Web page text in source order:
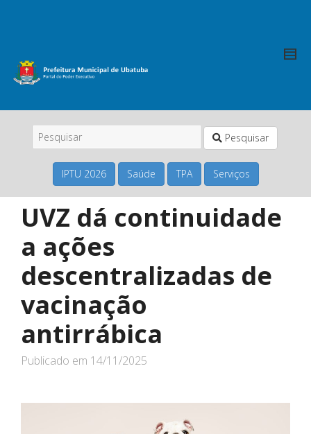
Pesquisar
IPTU 2026 Saúde TPA Serviços
UVZ dá continuidade
a ações
descentralizadas de
vacinação
antirrábica
Publicado em 14/11/2025